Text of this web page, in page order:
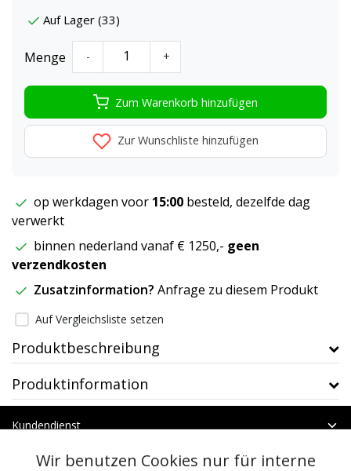
Auf Lager (33)
Menge - +
Zum Warenkorb hinzufügen
Zur Wunschliste hinzufügen
op werkdagen voor 15:00 besteld, dezelfde dag
verwerkt
binnen nederland vanaf € 1250,- geen
verzendkosten
Zusatzinformation? Anfrage zu diesem Produkt
Auf Vergleichsliste setzen
Produktbeschreibung
Produktinformation
Kundendienst
Kategorien
Wir benutzen Cookies nur für interne